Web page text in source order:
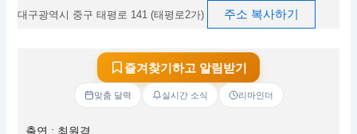
대구광역시 중구 태평로 141 (태평로2가) 주소 복사하기
즐겨찾기하고 알림받기
맞춤 달력 실시간 소식 리마인더
출연 : 최원겸